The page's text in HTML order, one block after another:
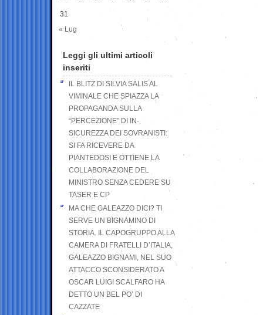
31
« Lug
Leggi gli ultimi articoli
inseriti
IL BLITZ DI SILVIA SALIS AL
VIMINALE CHE SPIAZZA LA
PROPAGANDA SULLA
“PERCEZIONE” DI IN-
SICUREZZA DEI SOVRANISTI:
SI FA RICEVERE DA
PIANTEDOSI E OTTIENE LA
COLLABORAZIONE DEL
MINISTRO SENZA CEDERE SU
TASER E CP
MA CHE GALEAZZO DICI? TI
SERVE UN BIGNAMINO DI
STORIA. IL CAPOGRUPPO ALLA
CAMERA DI FRATELLI D’ITALIA,
GALEAZZO BIGNAMI, NEL SUO
ATTACCO SCONSIDERATO A
OSCAR LUIGI SCALFARO HA
DETTO UN BEL PO’ DI
CAZZATE